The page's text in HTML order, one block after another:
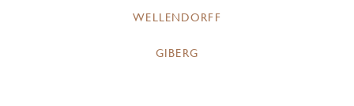
WELLENDORFF
GIBERG